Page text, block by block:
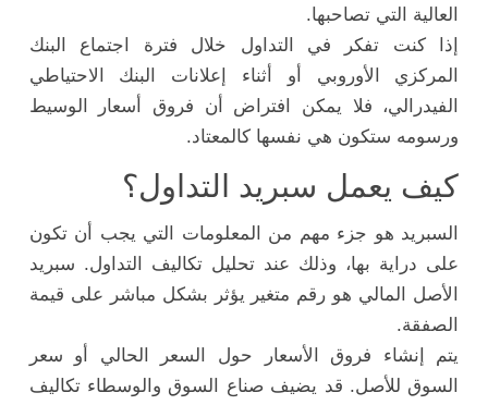
العالية التي تصاحبها.
إذا كنت تفكر في التداول خلال فترة اجتماع البنك
المركزي الأوروبي أو أثناء إعلانات البنك الاحتياطي
الفيدرالي، فلا يمكن افتراض أن فروق أسعار الوسيط
ورسومه ستكون هي نفسها كالمعتاد.
كيف يعمل سبريد التداول؟
السبريد هو جزء مهم من المعلومات التي يجب أن تكون
على دراية بها، وذلك عند تحليل تكاليف التداول. سبريد
الأصل المالي هو رقم متغير يؤثر بشكل مباشر على قيمة
الصفقة.
يتم إنشاء فروق الأسعار حول السعر الحالي أو سعر
السوق للأصل. قد يضيف صناع السوق والوسطاء تكاليف